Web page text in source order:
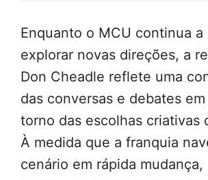
Enquanto o MCU continua a
explorar novas direções, a
Don Cheadle reflete uma
das conversas e debates
torno das escolhas criativas
À medida que a franquia
cenário em rápida